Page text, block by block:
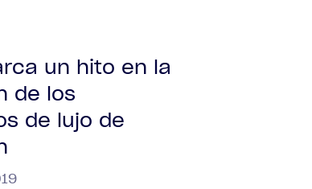
un hito en la
de los
de lujo de